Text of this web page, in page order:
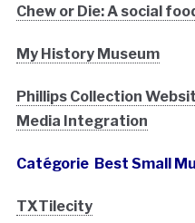
Chew or Die: A social
My History Museum
Phillips Collection
Media Integration
Catégorie Best Small
TXTilecity